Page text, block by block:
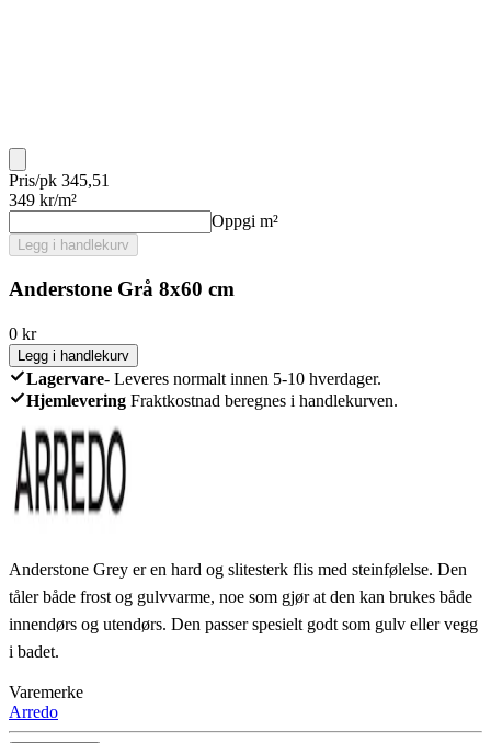
Pris/pk 345,51
349 kr/m²
Oppgi m²
Legg i handlekurv
Anderstone Grå 8x60 cm
0 kr
Legg i handlekurv
Lagervare- Leveres normalt innen 5-10 hverdager.
Hjemlevering Fraktkostnad beregnes i handlekurven.
Anderstone Grey er en hard og slitesterk flis med steinfølelse. Den
tåler både frost og gulvvarme, noe som gjør at den kan brukes både
innendørs og utendørs. Den passer spesielt godt som gulv eller vegg
i badet.
Varemerke
Arredo